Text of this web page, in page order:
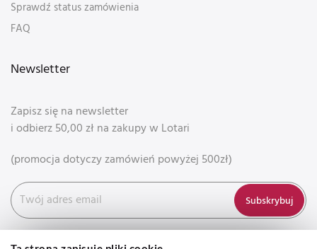
Sprawdź status zamówienia
FAQ
Newsletter
Zapisz się na newsletter
i odbierz 50,00 zł na zakupy w Lotari
(promocja dotyczy zamówień powyżej 500zł)
Subskrybuj